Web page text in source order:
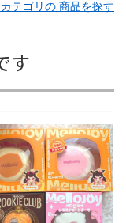
テゴリの 商品を探す
す